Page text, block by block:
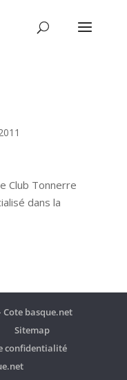
Club Tonnerre
dans la
Cote basque.net
Sitemap
confidentialité